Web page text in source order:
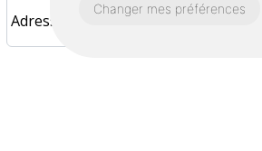
Changer mes préférences
Adresse e-mail* Téléphone